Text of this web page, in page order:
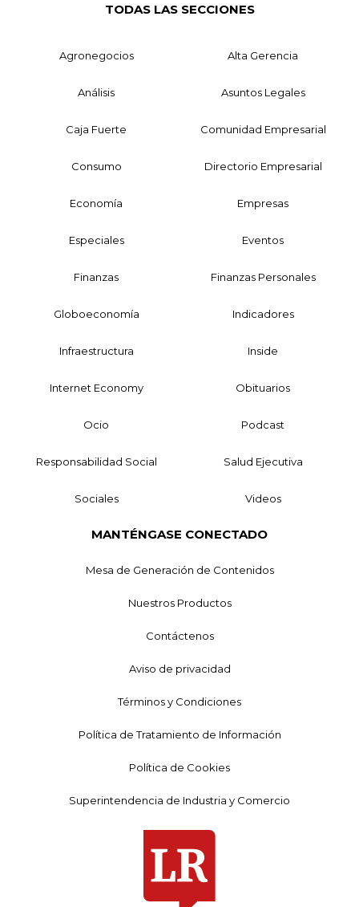
TODAS LAS SECCIONES
Agronegocios Alta Gerencia
Análisis Asuntos Legales
Caja Fuerte Comunidad Empresarial
Consumo Directorio Empresarial
Economía Empresas
Especiales Eventos
Finanzas Finanzas Personales
Globoeconomía Indicadores
Infraestructura Inside
Internet Economy Obituarios
Ocio Podcast
Responsabilidad Social Salud Ejecutiva
Sociales Videos
MANTÉNGASE CONECTADO
Mesa de Generación de Contenidos
Nuestros Productos
Contáctenos
Aviso de privacidad
Términos y Condiciones
Política de Tratamiento de Información
Política de Cookies
Superintendencia de Industria y Comercio